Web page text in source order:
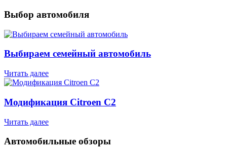
Выбор автомобиля
Выбираем семейный автомобиль
Читать далее
Модификация Citroen С2
Читать далее
Автомобильные обзоры